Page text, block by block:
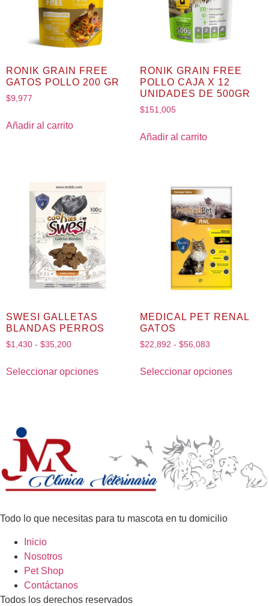
RONIK GRAIN FREE
GATOS POLLO 200 GR
$9,977
Añadir al carrito
RONIK GRAIN FREE
POLLO CAJA X 12
UNIDADES DE 500GR
$151,005
Añadir al carrito
SWESI GALLETAS
BLANDAS PERROS
$1,430 - $35,200
Seleccionar opciones
MEDICAL PET RENAL
GATOS
$22,892 - $56,083
Seleccionar opciones
Todo lo que necesitas para tu mascota en tu domicilio
Inicio
Nosotros
Pet Shop
Contáctanos
Todos los derechos reservados